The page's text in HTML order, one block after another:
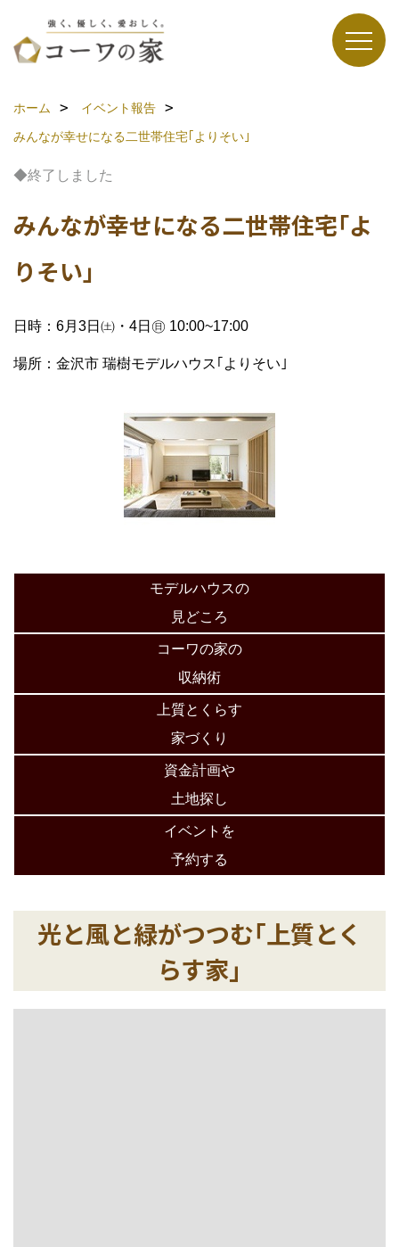
ホーム
イベント報告
みんなが幸せになる二世帯住宅｢よりそい｣
◆終了しました
みんなが幸せになる二世帯住宅｢よ
りそい｣
日時：6月3日㈯・4日㊐ 10:00~17:00
場所：金沢市 瑞樹モデルハウス｢よりそい｣
モデルハウスの
見どころ
コーワの家の
収納術
上質とくらす
家づくり
資金計画や
土地探し
イベントを
予約する
光と風と緑がつつむ｢上質とく
らす家｣